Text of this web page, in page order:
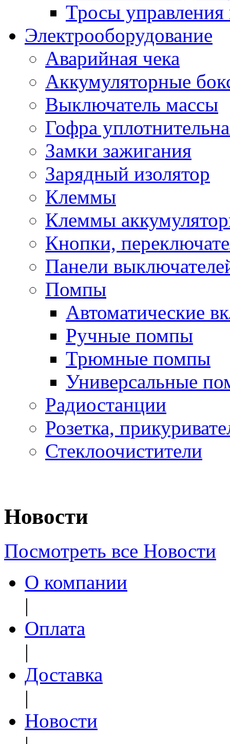
Тросы управления
Электрооборудование
Аварийная чека
Аккумуляторные
Выключатель массы
Гофра
Замки зажигания
Зарядный изолятор
Клеммы
Клеммы
Кнопки,
Панели
Помпы
Автоматические
Ручные помпы
Трюмные помпы
Универсальные
Радиостанции
Розетка,
Стеклоочистители
Новости
Посмотреть все Новости
О компании
|
Оплата
|
Доставка
|
Новости